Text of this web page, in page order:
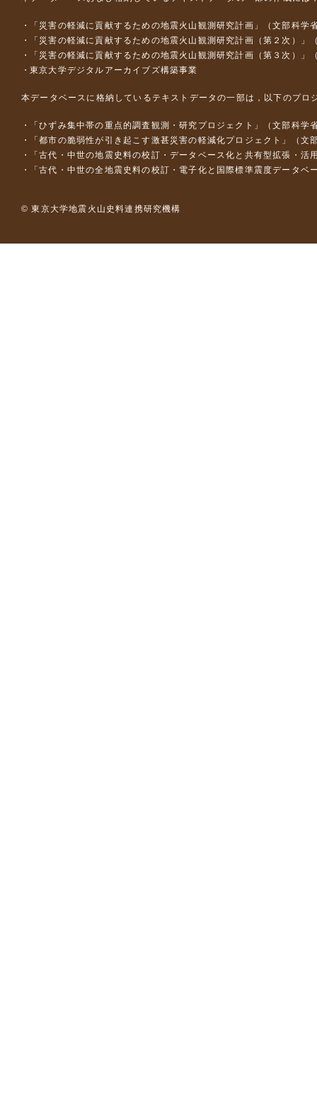
「災害の軽減に貢献するための地震火山観測研究計画」（文部科学
「災害の軽減に貢献するための地震火山観測研究計画（第２次）」
「災害の軽減に貢献するための地震火山観測研究計画（第３次）」
東京大学デジタルアーカイブズ構築事業
本データベースに格納しているテキストデータの一部は，以下のプロ
「ひずみ集中帯の重点的調査観測・研究プロジェクト」（文部科
「都市の脆弱性が引き起こす激甚災害の軽減化プロジェクト」（
「古代・中世の地震史料の校訂・データベース化と共有型拡張・
「古代・中世の全地震史料の校訂・電子化と国際標準震度データ
© 東京大学地震火山史料連携研究機構